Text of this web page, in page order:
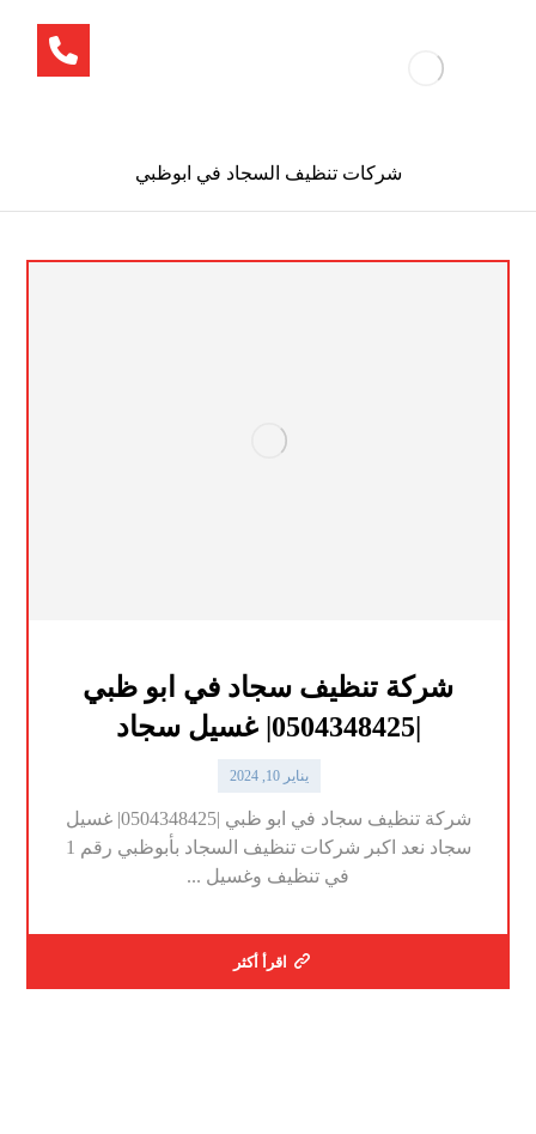
شركات تنظيف السجاد في ابوظبي
شركة تنظيف سجاد في ابو ظبي
|0504348425| غسيل سجاد
يناير 10, 2024
شركة تنظيف سجاد في ابو ظبي |0504348425| غسيل
سجاد نعد اكبر شركات تنظيف السجاد بأبوظبي رقم 1
في تنظيف وغسيل ...
اقرأ أكثر